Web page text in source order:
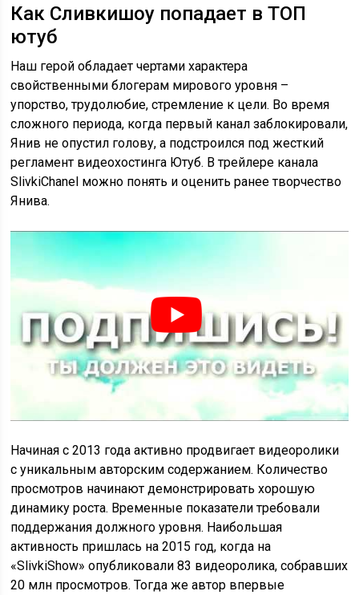
Как Сливкишоу попадает в ТОП
ютуб
Наш герой обладает чертами характера
свойственными блогерам мирового уровня –
упорство, трудолюбие, стремление к цели. Во время
сложного периода, когда первый канал заблокировали,
Янив не опустил голову, а подстроился под жесткий
регламент видеохостинга Ютуб. В трейлере канала
SlivkiChanel можно понять и оценить ранее творчество
Янива.
Начиная с 2013 года активно продвигает видеоролики
с уникальным авторским содержанием. Количество
просмотров начинают демонстрировать хорошую
динамику роста. Временные показатели требовали
поддержания должного уровня. Наибольшая
активность пришлась на 2015 год, когда на
«SlivkiShow» опубликовали 83 видеоролика, собравших
20 млн просмотров. Тогда же автор впервые